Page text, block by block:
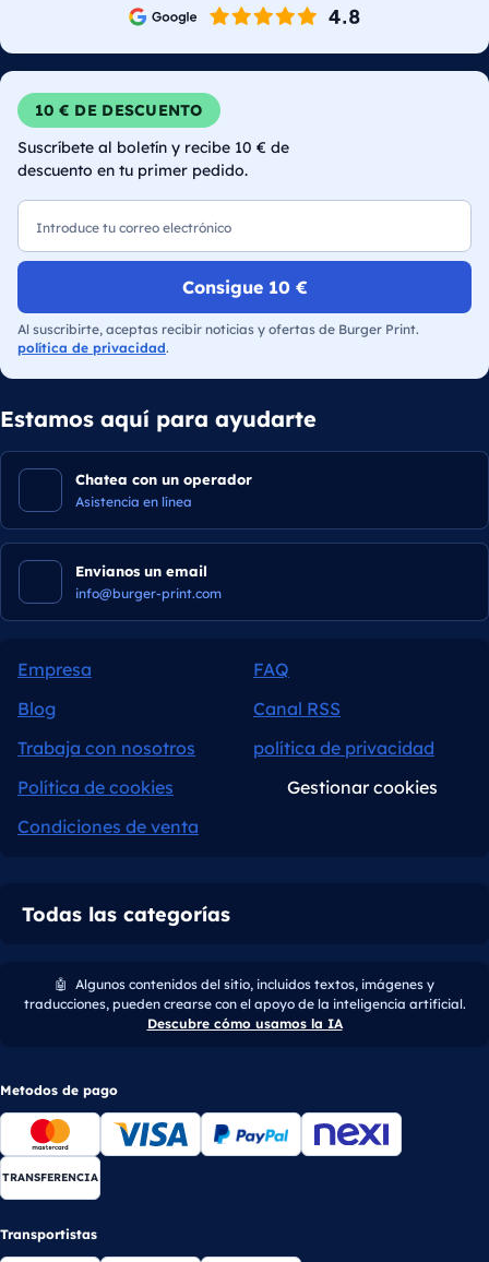
10 € DE DESCUENTO
Suscríbete al boletín y recibe 10 € de
descuento en tu primer pedido.
Consigue 10 €
Al suscribirte, aceptas recibir noticias y ofertas de Burger Print.
política de privacidad.
Estamos aquí para ayudarte
Chatea con un operador
Asistencia en línea
Envianos un email
info@burger-print.com
Empresa
FAQ
Blog
Canal RSS
Trabaja con nosotros
política de privacidad
Política de cookies
Gestionar cookies
Condiciones de venta
Todas las categorías
🤖 Algunos contenidos del sitio, incluidos textos, imágenes y
traducciones, pueden crearse con el apoyo de la inteligencia artificial.
Descubre cómo usamos la IA
Metodos de pago
TRANSFERENCIA
Transportistas